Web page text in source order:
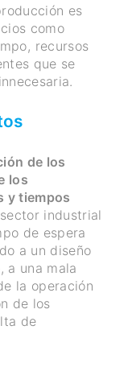
es
como
recursos
que se
de los
los
y tiempos
industrial
de espera
a un diseño
a una mala
la operación
de los
de